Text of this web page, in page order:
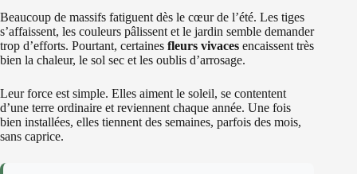
Beaucoup de massifs fatiguent dès le cœur de l’été. Les tiges
s’affaissent, les couleurs pâlissent et le jardin semble demander
trop d’efforts. Pourtant, certaines fleurs vivaces encaissent très
bien la chaleur, le sol sec et les oublis d’arrosage.
Leur force est simple. Elles aiment le soleil, se contentent
d’une terre ordinaire et reviennent chaque année. Une fois
bien installées, elles tiennent des semaines, parfois des mois,
sans caprice.